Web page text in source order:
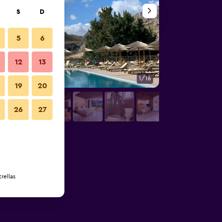
1/16
S D
5 6
12 13
19 20
26 27